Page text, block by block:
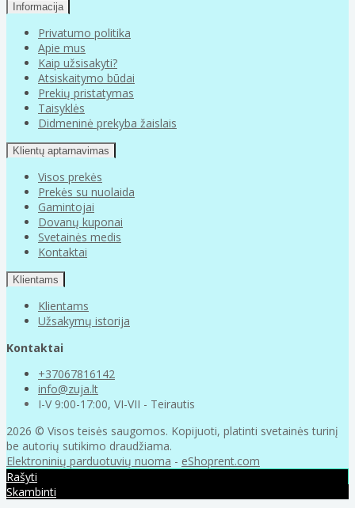
Informacija
Privatumo politika
Apie mus
Kaip užsisakyti?
Atsiskaitymo būdai
Prekių pristatymas
Taisyklės
Didmeninė prekyba žaislais
Klientų aptarnavimas
Visos prekės
Prekės su nuolaida
Gamintojai
Dovanų kuponai
Svetainės medis
Kontaktai
Klientams
Klientams
Užsakymų istorija
Kontaktai
+37067816142
info@zuja.lt
I-V 9:00-17:00, VI-VII - Teirautis
2026 © Visos teisės saugomos. Kopijuoti, platinti svetainės turinį
be autorių sutikimo draudžiama.
Elektroninių parduotuvių nuoma - eShoprent.com
Rašyti
Skambinti